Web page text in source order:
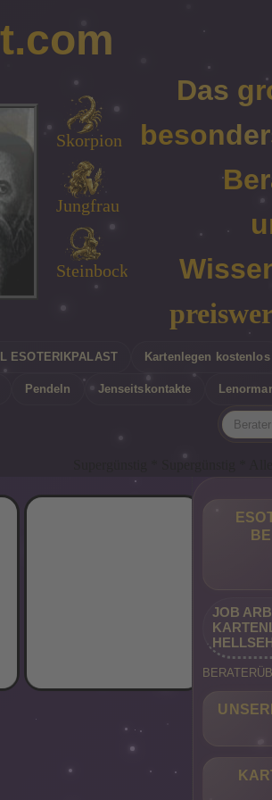
Skorpion
Jungfrau
Steinbock
Wassermann
Fische
Widder
Stier
Zwilling
Krebs
Loewe
Jungfrau
Waage
Das
ESOTERIKPALAST Kartenlegen kostenlos
Pendeln Jenseitskontakte
* Supergünstig * Alle Netze gleicher Preis *
JOB